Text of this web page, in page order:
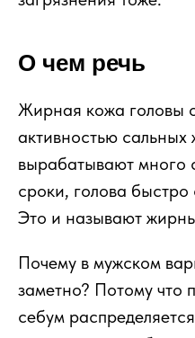
О чем речь
Жирная кожа головы
активностью сальных
вырабатывают много
сроки, голова быстро
Это и называют
Почему в мужском
заметно? Потому что
себум